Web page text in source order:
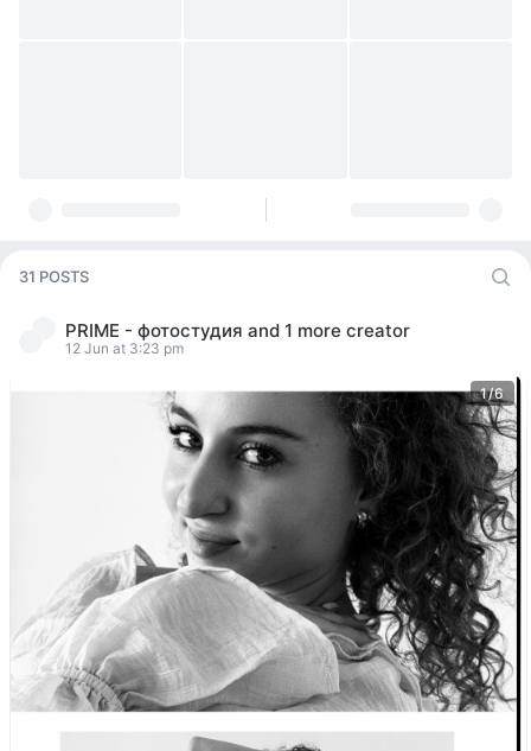
31 POSTS
PRIME - фотостудия and 1 more creator
12 Jun at 3:23 pm
1/6